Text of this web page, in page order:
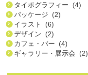
タイポグラフィー (4)
パッケージ (2)
イラスト (6)
デザイン (2)
カフェ・バー (4)
ギャラリー・展示会 (2)